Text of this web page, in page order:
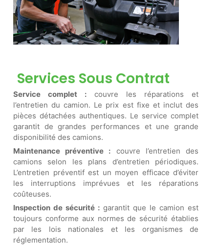
Services Sous Contrat
Service complet : couvre les réparations et
l’entretien du camion. Le prix est fixe et inclut des
pièces détachées authentiques. Le service complet
garantit de grandes performances et une grande
disponibilité des camions.
Maintenance préventive : couvre l’entretien des
camions selon les plans d’entretien périodiques.
L’entretien préventif est un moyen efficace d’éviter
les interruptions imprévues et les réparations
coûteuses.
Inspection de sécurité : garantit que le camion est
toujours conforme aux normes de sécurité établies
par les lois nationales et les organismes de
réglementation.